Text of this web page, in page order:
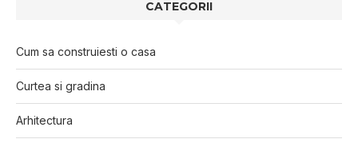
CATEGORII
Cum sa construiesti o casa
Curtea si gradina
Arhitectura